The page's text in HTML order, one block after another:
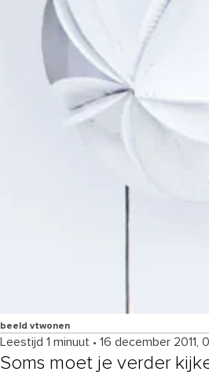
beeld vtwonen
Leestijd 1 minuut • 16 december 2011,
Soms moet je verder